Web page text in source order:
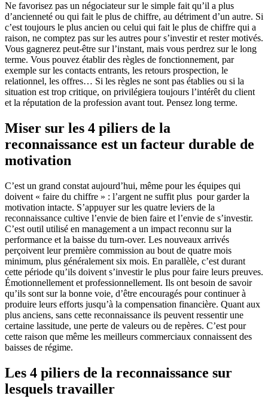
Ne favorisez pas un négociateur sur le simple fait qu’il a plus
d’ancienneté ou qui fait le plus de chiffre, au détriment d’un autre. Si
c’est toujours le plus ancien ou celui qui fait le plus de chiffre qui a
raison, ne comptez pas sur les autres pour s’investir et rester motivés.
Vous gagnerez peut-être sur l’instant, mais vous perdrez sur le long
terme. Vous pouvez établir des règles de fonctionnement, par
exemple sur les contacts entrants, les retours prospection, le
relationnel, les offres… Si les règles ne sont pas établies ou si la
situation est trop critique, on privilégiera toujours l’intérêt du client
et la réputation de la profession avant tout. Pensez long terme.
Miser sur les 4 piliers de la
reconnaissance est un facteur durable de
motivation
C’est un grand constat aujourd’hui, même pour les équipes qui
doivent « faire du chiffre » : l’argent ne suffit plus pour garder la
motivation intacte. S’appuyer sur les quatre leviers de la
reconnaissance cultive l’envie de bien faire et l’envie de s’investir.
C’est outil utilisé en management a un impact reconnu sur la
performance et la baisse du turn-over. Les nouveaux arrivés
perçoivent leur première commission au bout de quatre mois
minimum, plus généralement six mois. En parallèle, c’est durant
cette période qu’ils doivent s’investir le plus pour faire leurs preuves.
Émotionnellement et professionnellement. Ils ont besoin de savoir
qu’ils sont sur la bonne voie, d’être encouragés pour continuer à
produire leurs efforts jusqu’à la compensation financière. Quant aux
plus anciens, sans cette reconnaissance ils peuvent ressentir une
certaine lassitude, une perte de valeurs ou de repères. C’est pour
cette raison que même les meilleurs commerciaux connaissent des
baisses de régime.
Les 4 piliers de la reconnaissance sur
lesquels travailler